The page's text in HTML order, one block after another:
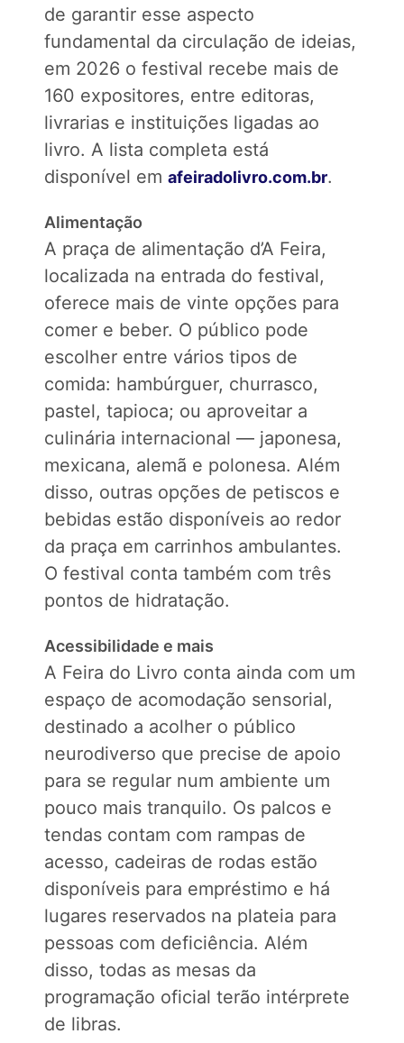
de garantir esse aspecto
fundamental da circulação de ideias,
em 2026 o festival recebe mais de
160 expositores, entre editoras,
livrarias e instituições ligadas ao
livro. A lista completa está
disponível em afeiradolivro.com.br.
Alimentação
A praça de alimentação d’A Feira,
localizada na entrada do festival,
oferece mais de vinte opções para
comer e beber. O público pode
escolher entre vários tipos de
comida: hambúrguer, churrasco,
pastel, tapioca; ou aproveitar a
culinária internacional — japonesa,
mexicana, alemã e polonesa. Além
disso, outras opções de petiscos e
bebidas estão disponíveis ao redor
da praça em carrinhos ambulantes.
O festival conta também com três
pontos de hidratação.
Acessibilidade e mais
A Feira do Livro conta ainda com um
espaço de acomodação sensorial,
destinado a acolher o público
neurodiverso que precise de apoio
para se regular num ambiente um
pouco mais tranquilo. Os palcos e
tendas contam com rampas de
acesso, cadeiras de rodas estão
disponíveis para empréstimo e há
lugares reservados na plateia para
pessoas com deficiência. Além
disso, todas as mesas da
programação oficial terão intérprete
de libras.